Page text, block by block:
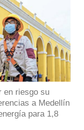
en riesgo su
a Medellín
para 1,8